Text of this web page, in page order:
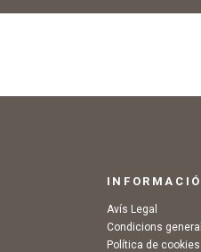
INFORMACIÓ
Avís Legal
Condicions
Política de cookies